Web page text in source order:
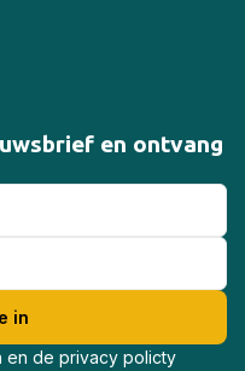
en ontvang
en de privacy policty